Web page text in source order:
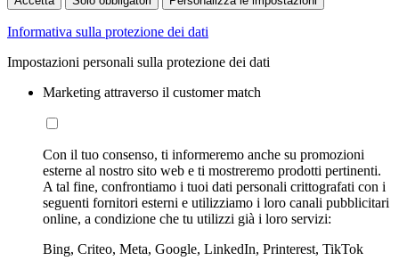
Informativa sulla protezione dei dati
Impostazioni personali sulla protezione dei dati
Marketing attraverso il customer match
Con il tuo consenso, ti informeremo anche su promozioni
esterne al nostro sito web e ti mostreremo prodotti pertinenti.
A tal fine, confrontiamo i tuoi dati personali crittografati con i
seguenti fornitori esterni e utilizziamo i loro canali pubblicitari
online, a condizione che tu utilizzi già i loro servizi:
Bing, Criteo, Meta, Google, LinkedIn, Printerest, TikTok